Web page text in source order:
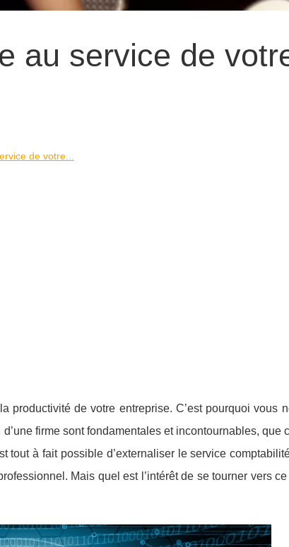
au service de
de votre...
productivité de votre entreprise. C’est pourquoi vous
firme sont fondamentales et incontournables, que
tout à fait possible d’externaliser le service
Mais quel est l’intérêt de se tourner vers